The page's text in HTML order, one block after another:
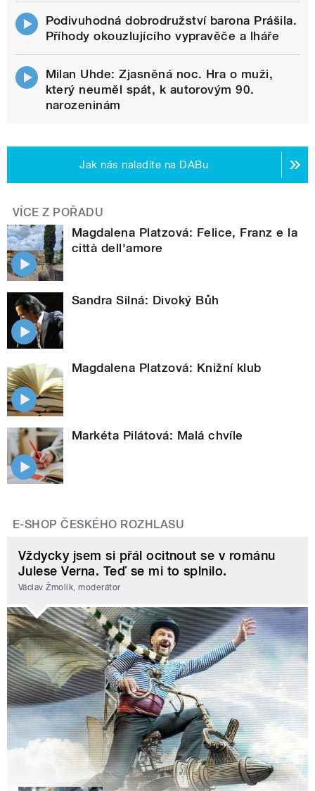
Podivuhodná dobrodružství barona Prášila.
Příhody okouzlujícího vypravěče a lháře
Milan Uhde: Zjasněná noc. Hra o muži,
který neuměl spát, k autorovým 90.
narozeninám
Jak nás naladíte na DABu
VÍCE Z POŘADU
Magdalena Platzová: Felice, Franz e la
città dell'amore
Sandra Silná: Divoký Bůh
Magdalena Platzová: Knižní klub
Markéta Pilátová: Malá chvíle
E-SHOP ČESKÉHO ROZHLASU
Vždycky jsem si přál ocitnout se v románu
Julese Verna. Teď se mi to splnilo.
Václav Žmolík, moderátor